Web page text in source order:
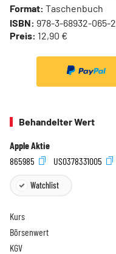
Format: Taschenbuch
ISBN: 978-3-68932-065-2
Preis: 12,90 €
Behandelter Wert
Apple Aktie
865985
US0378331005
Watchlist
Kurs
Börsenwert
KGV